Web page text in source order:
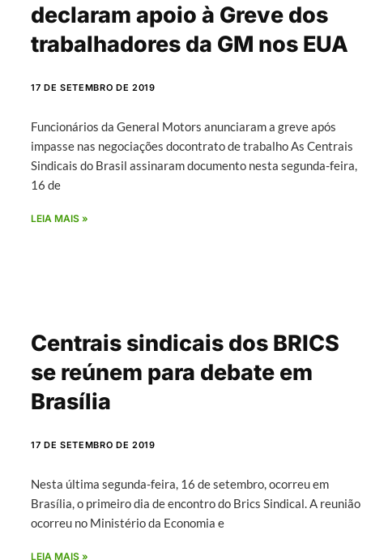
declaram apoio à Greve dos
trabalhadores da GM nos EUA
17 DE SETEMBRO DE 2019
Funcionários da General Motors anunciaram a greve após
impasse nas negociações docontrato de trabalho As Centrais
Sindicais do Brasil assinaram documento nesta segunda-feira,
16 de
LEIA MAIS »
Centrais sindicais dos BRICS
se reúnem para debate em
Brasília
17 DE SETEMBRO DE 2019
Nesta última segunda-feira, 16 de setembro, ocorreu em
Brasília, o primeiro dia de encontro do Brics Sindical. A reunião
ocorreu no Ministério da Economia e
LEIA MAIS »